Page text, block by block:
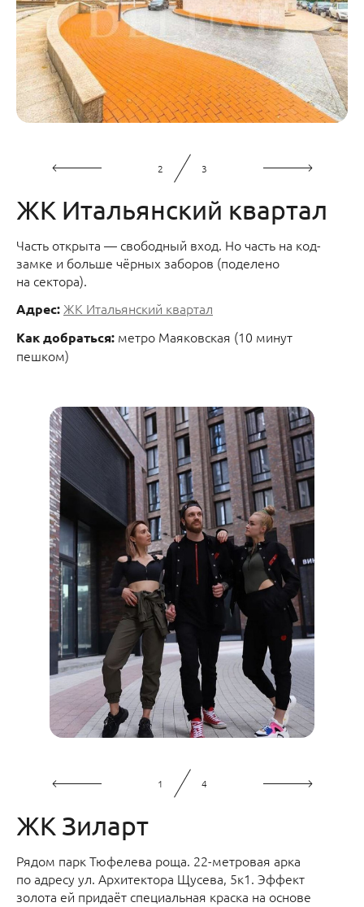
2 3
ЖК Итальянский квартал
Часть открыта — свободный вход. Но часть на код-
замке и больше чёрных заборов (поделено
на сектора).
Адрес: ЖК Итальянский квартал
Как добраться: метро Маяковская (10 минут
пешком)
1 4
ЖК Зиларт
Рядом парк Тюфелева роща. 22-метровая арка
по адресу ул. Архитектора Щусева, 5к1. Эффект
золота ей придаёт специальная краска на основе